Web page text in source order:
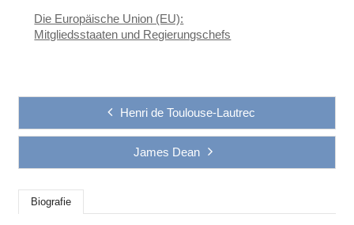
Die Europäische Union (EU):
Mitgliedsstaaten und Regierungschefs
Henri de Toulouse-Lautrec
James Dean
Biografie